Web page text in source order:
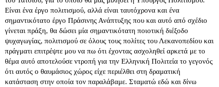
Είναι ένα έργο πολιτισμού, αλλά είναι ταυτόχρονα και ένα
σημαντικότατο έργο Πράσινης Ανάπτυξης που και αυτό από σχέδιο
γίνεται πράξη, θα δώσει μία σημαντικότατη ποιοτική διέξοδο
ψυχαγωγίας, πολιτισμού σε όλους τους πολίτες του Λεκανοπεδίου και
πράγματι επιτρέψτε μου να πω ότι έχοντας ασχοληθεί αρκετά με το
θέμα αυτό αποτελούσε ντροπή για την Ελληνική Πολιτεία το γεγονός
ότι αυτός ο θαυμάσιος χώρος είχε περιέλθει στη δραματική
κατάσταση στην οποία τον παραλάβαμε. Σταματώ εδώ και δίνω